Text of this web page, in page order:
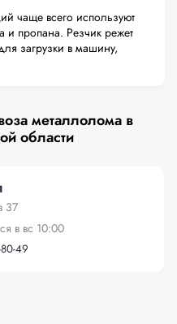
чаще всего используют
и пропана. Резчик режет
загрузки в машину,
металлолома в
области
37
в вс 10:00
49